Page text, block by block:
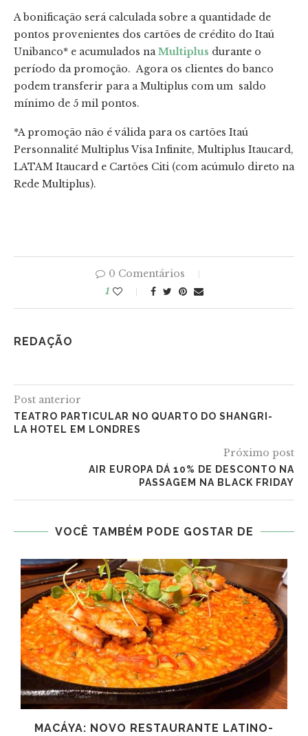
A bonificação será calculada sobre a quantidade de
pontos provenientes dos cartões de crédito do Itaú
Unibanco* e acumulados naMultiplus durante o
período da promoção. Agora os clientes do banco
podem transferir para a Multiplus com um saldo
mínimo de 5 mil pontos.
*A promoção não é válida para os cartões Itaú
Personnalité Multiplus Visa Infinite, Multiplus Itaucard,
LATAM Itaucard e Cartões Citi (com acúmulo direto na
Rede Multiplus).
0 Comentários
1
REDAÇÃO
Post anterior
TEATRO PARTICULAR NO QUARTO DO SHANGRI-
LA HOTEL EM LONDRES
Próximo post
AIR EUROPA DÁ 10% DE DESCONTO NA
PASSAGEM NA BLACK FRIDAY
VOCÊ TAMBÉM PODE GOSTAR DE
MACÁYA: NOVO RESTAURANTE LATINO-